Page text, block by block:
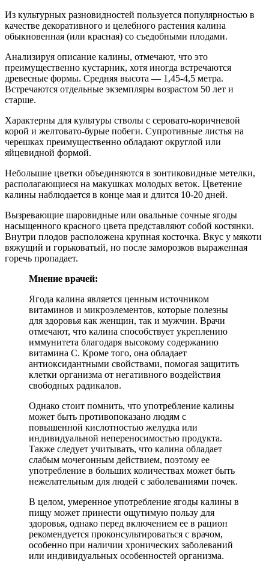
Из культурных разновидностей пользуется популярностью в
качестве декоративного и целебного растения калина
обыкновенная (или красная) со съедобными плодами.
Анализируя описание калины, отмечают, что это
преимущественно кустарник, хотя иногда встречаются
древесные формы. Средняя высота — 1,45-4,5 метра.
Встречаются отдельные экземпляры возрастом 50 лет и
старше.
Характерны для культуры стволы с серовато-коричневой
корой и желтовато-бурые побеги. Супротивные листья на
черешках преимущественно обладают округлой или
яйцевидной формой.
Небольшие цветки объединяются в зонтиковидные метелки,
располагающиеся на макушках молодых веток. Цветение
калины наблюдается в конце мая и длится 10-20 дней.
Вызревающие шаровидные или овальные сочные ягоды
насыщенного красного цвета представляют собой костянки.
Внутри плодов расположена крупная косточка. Вкус у мякоти
вяжущий и горьковатый, но после заморозков выраженная
горечь пропадает.
Мнение врачей:
Ягода калина является ценным источником
витаминов и микроэлементов, которые полезны
для здоровья как женщин, так и мужчин. Врачи
отмечают, что калина способствует укреплению
иммунитета благодаря высокому содержанию
витамина С. Кроме того, она обладает
антиоксидантными свойствами, помогая защитить
клетки организма от негативного воздействия
свободных радикалов.
Однако стоит помнить, что употребление калины
может быть противопоказано людям с
повышенной кислотностью желудка или
индивидуальной непереносимостью продукта.
Также следует учитывать, что калина обладает
слабым мочегонным действием, поэтому ее
употребление в больших количествах может быть
нежелательным для людей с заболеваниями почек.
В целом, умеренное употребление ягоды калины в
пищу может принести ощутимую пользу для
здоровья, однако перед включением ее в рацион
рекомендуется проконсультироваться с врачом,
особенно при наличии хронических заболеваний
или индивидуальных особенностей организма.